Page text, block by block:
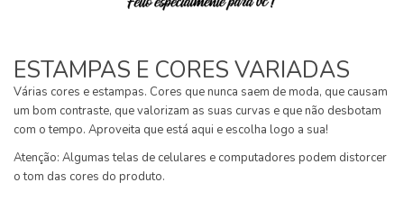
ESTAMPAS E CORES VARIADAS
Várias cores e estampas. Cores que nunca saem de moda, que causam
um bom contraste, que valorizam as suas curvas e que não desbotam
com o tempo. Aproveita que está aqui e escolha logo a sua!
Atenção: Algumas telas de celulares e computadores podem distorcer
o tom das cores do produto.